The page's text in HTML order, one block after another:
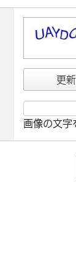
更新
画像の文字